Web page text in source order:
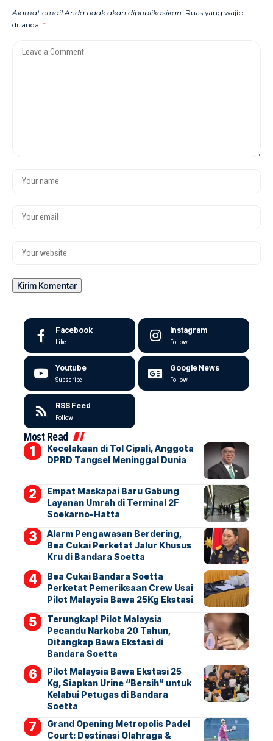
Alamat email Anda tidak akan dipublikasikan. Ruas yang wajib
ditandai *
Facebook
Like
Instagram
Follow
Youtube
Subscribe
Google News
Follow
RSS Feed
Follow
Most Read
Kecelakaan di Tol Cipali, Anggota
DPRD Tangsel Meninggal Dunia
Empat Maskapai Baru Gabung
Layanan Umrah di Terminal 2F
Soekarno-Hatta
Alarm Pengawasan Berdering,
Bea Cukai Perketat Jalur Khusus
Kru di Bandara Soetta
Bea Cukai Bandara Soetta
Perketat Pemeriksaan Crew Usai
Pilot Malaysia Bawa 25Kg Ekstasi
Terungkap! Pilot Malaysia
Pecandu Narkoba 20 Tahun,
Ditangkap Bawa Ekstasi di
Bandara Soetta
Pilot Malaysia Bawa Ekstasi 25
Kg, Siapkan Urine “Bersih” untuk
Kelabui Petugas di Bandara
Soetta
Grand Opening Metropolis Padel
Court: Destinasi Olahraga &